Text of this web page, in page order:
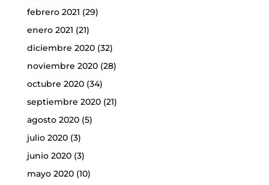
febrero 2021 (29)
enero 2021 (21)
diciembre 2020(32)
noviembre 2020(28)
octubre 2020(34)
septiembre 2020(21)
agosto 2020(5)
julio 2020(3)
junio 2020(3)
mayo 2020(10)